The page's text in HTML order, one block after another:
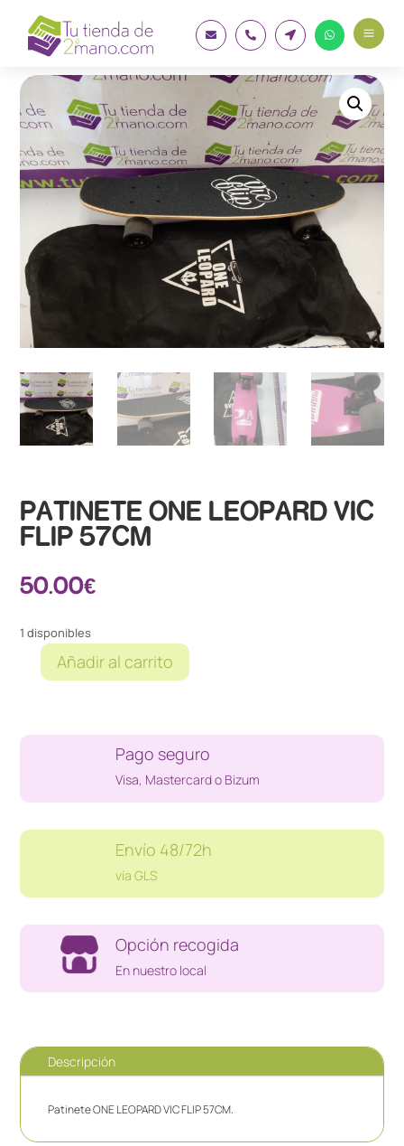
    a
PATINETE ONE LEOPARD VIC
FLIP 57CM
50.00€
1 disponibles
PATINETE
VIC
cantidad
Añadir al carrito
Pago seguro
Visa, Mastercard o Bizum
Envío 48/72h
vía GLS
Opción recogida
En nuestro local
Descripción
Patinete ONE LEOPARD VIC FLIP 57CM.